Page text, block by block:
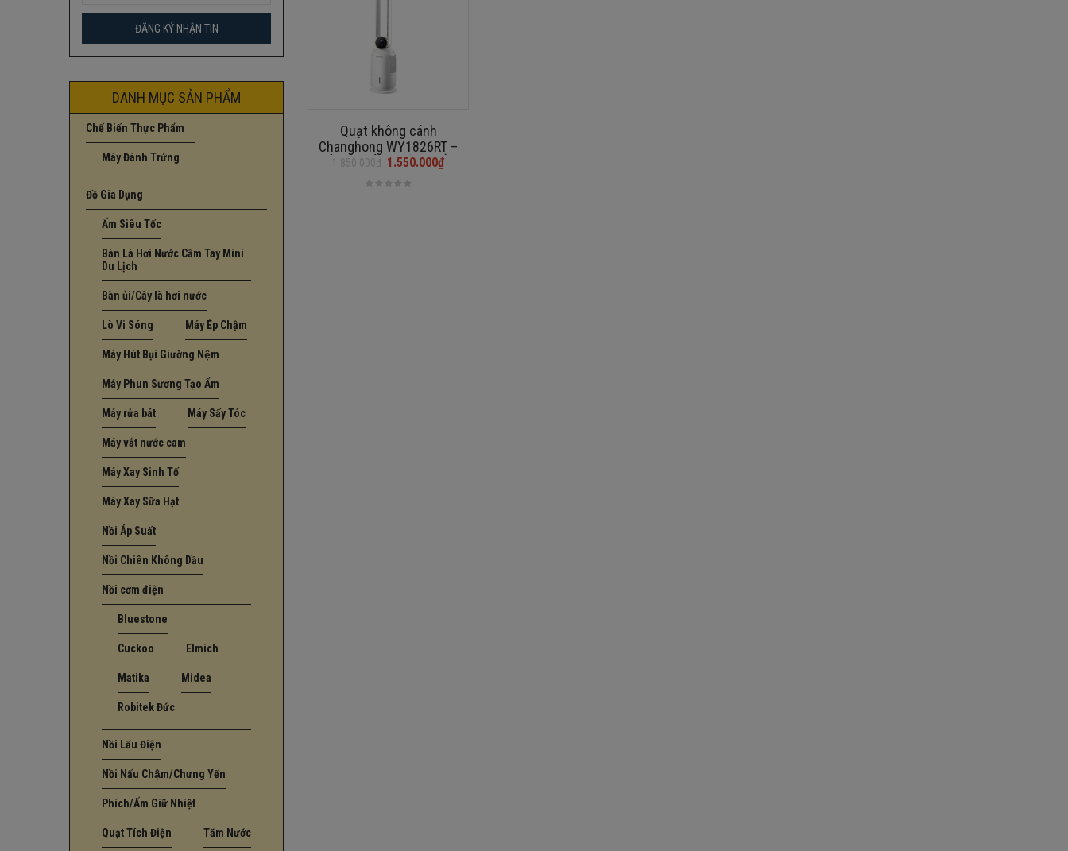
DANH MỤC SẢN PHẨM
Chế Biến Thực Phẩm
Máy Đánh Trứng
Đồ Gia Dụng
Ấm Siêu Tốc
Bàn Là Hơi Nước Cầm Tay Mini
Du Lịch
Bàn ủi/Cây là hơi nước
Lò Vi Sóng Máy Ép Chậm
Máy Hút Bụi Giường Nệm
Máy Phun Sương Tạo Ẩm
Máy rửa bát Máy Sấy Tóc
Máy vắt nước cam
Máy Xay Sinh Tố
Máy Xay Sữa Hạt
Nồi Áp Suất
Nồi Chiên Không Dầu
Nồi cơm điện
Bluestone
Cuckoo Elmich
Matika Midea
Robitek Đức
Nồi Lẩu Điện
Nồi Nấu Chậm/Chưng Yến
Phích/Ấm Giữ Nhiệt
Quạt Tích Điện Tăm Nước
Quạt không cánh
Changhong WY1826RT –
HÀNG CHÍNH HÃNG BẢO
1.850.000₫ 1.550.000₫